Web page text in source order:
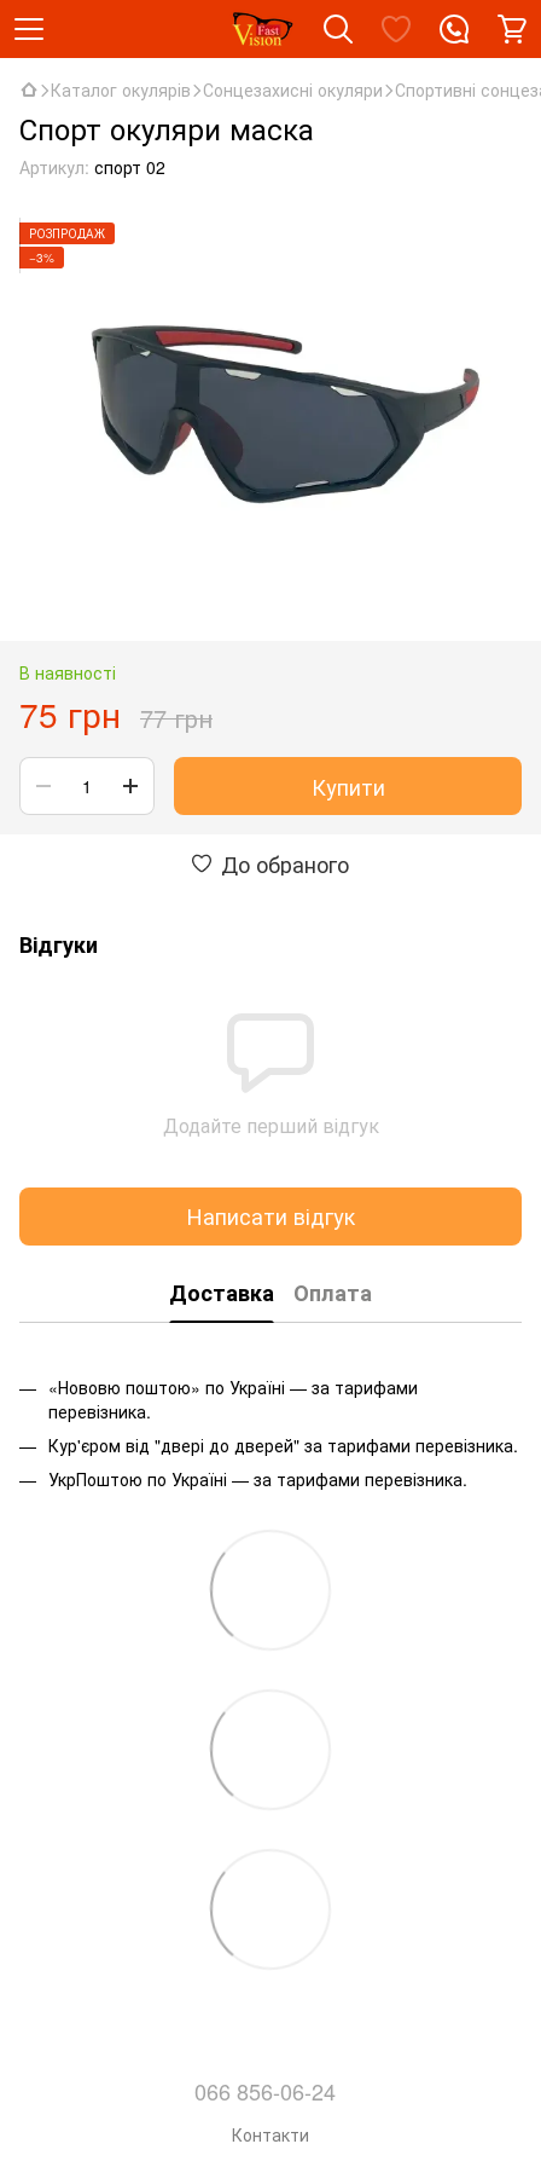
Каталог окулярів Сонцезахисні окуляри Спортивні
Спорт окуляри маска
Артикул: спорт 02
РОЗПРОДАЖ
−3%
В наявності
75 грн 77 грн
Купити
До обраного
Відгуки
Додайте перший відгук
Написати відгук
Доставка Оплата
«Нововю поштою» по Україні — за тарифами
перевізника.
Кур'єром від "двері до дверей" за тарифами перевізника.
УкрПоштою по Україні — за тарифами перевізника.
066 856-06-24
Контакти